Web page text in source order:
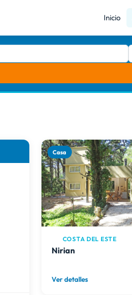
Inicio
Casa
COSTA DEL ESTE
Nirian
Ver detalles